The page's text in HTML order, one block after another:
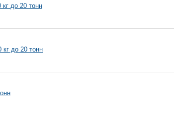
кг до 20 тонн
до 20 тонн